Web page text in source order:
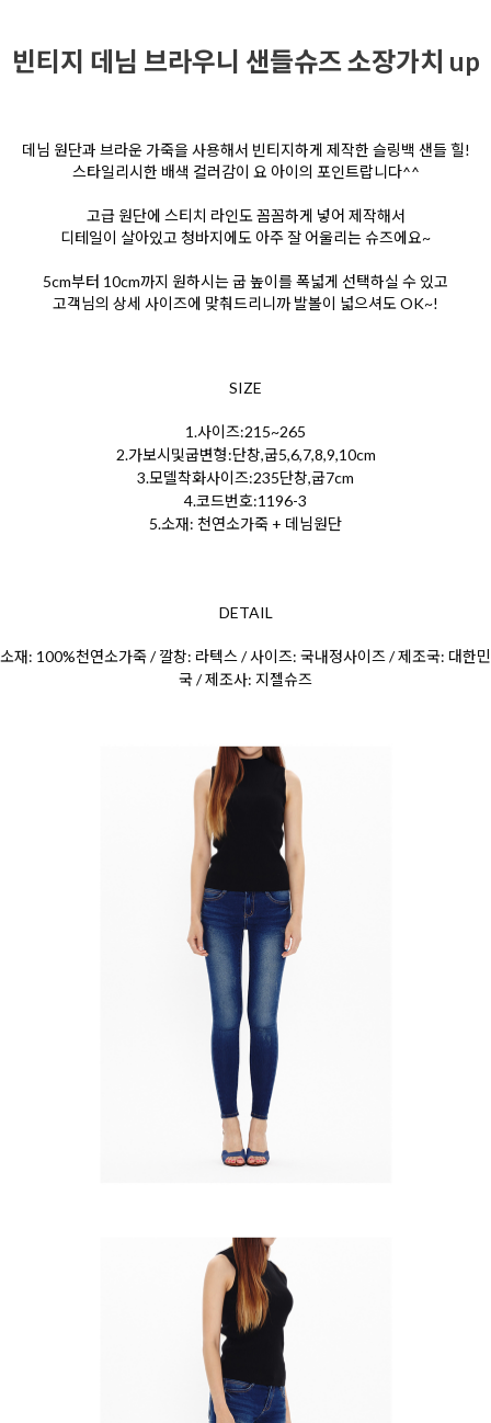
빈티지 데님 브라우니 샌들슈즈 소장가치 up
데님 원단과 브라운 가죽을 사용해서 빈티지하게 제작한 슬링백 샌들 힐!
스타일리시한 배색 컬러감이 요 아이의 포인트랍니다^^
고급 원단에 스티치 라인도 꼼꼼하게 넣어 제작해서
디테일이 살아있고 청바지에도 아주 잘 어울리는 슈즈에요~
5cm부터 10cm까지 원하시는 굽 높이를 폭넓게 선택하실 수 있고
고객님의 상세 사이즈에 맞춰드리니까 발볼이 넓으셔도 OK~!
SIZE
1.사이즈:215~265
2.가보시및굽변형:단창,굽5,6,7,8,9,10cm
3.모델착화사이즈:235단창,굽7cm
4.코드번호:1196-3
5.소재: 천연소가죽 + 데님원단
DETAIL
소재: 100%천연소가죽 / 깔창: 라텍스 / 사이즈: 국내정사이즈 / 제조국: 대한민
국 / 제조사: 지젤슈즈